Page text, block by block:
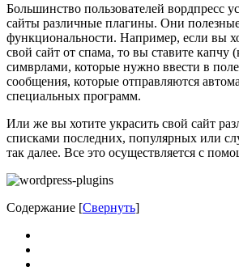
Большинство пользователей вордпресс
сайты различные плагины. Они
функциональности. Например, если вы
свой сайт от спама, то вы ставите капчу
симврлами, которые нужно ввести в
сообщения, которые отправляются
специальных программ.
Или же вы хотите украсить свой сайт
списками последних, популярных или
так далее. Все это осуществляется с
Содержание [Свернуть]